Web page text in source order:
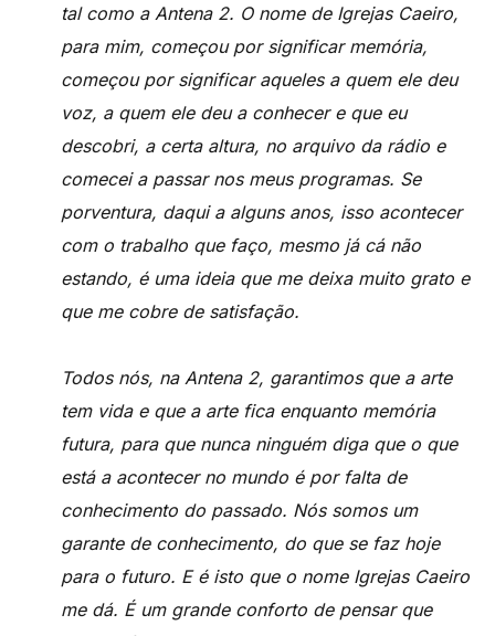
tal como a Antena 2. O nome de Igrejas Caeiro,
para mim, começou por significar memória,
começou por significar aqueles a quem ele deu
voz, a quem ele deu a conhecer e que eu
descobri, a certa altura, no arquivo da rádio e
comecei a passar nos meus programas. Se
porventura, daqui a alguns anos, isso acontecer
com o trabalho que faço, mesmo já cá não
estando, é uma ideia que me deixa muito grato e
que me cobre de satisfação.
Todos nós, na Antena 2, garantimos que a arte
tem vida e que a arte fica enquanto memória
futura, para que nunca ninguém diga que o que
está a acontecer no mundo é por falta de
conhecimento do passado. Nós somos um
garante de conhecimento, do que se faz hoje
para o futuro. E é isto que o nome Igrejas Caeiro
me dá. É um grande conforto de pensar que